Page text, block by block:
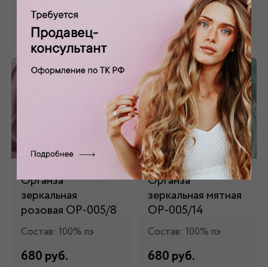
Забронировать Забронировать
Органза
зеркальная
розовая ОР-005/8
Состав: 100% пэ
680 руб.
Органза
зеркальная мятная
ОР-005/14
Состав: 100% пэ
680 руб.